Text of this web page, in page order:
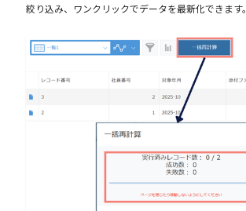
絞り込み、ワンクリックでデータを最新化できます。